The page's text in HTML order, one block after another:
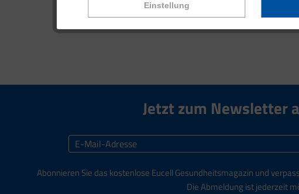
Einstellung
Jetzt zum Newsletter
Abonnieren Sie das kostenlose Eucell Gesundheitsmagazin und
Die Abmeldung ist jederzeit